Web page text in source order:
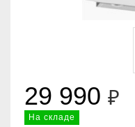
29 990 ₽
На складе